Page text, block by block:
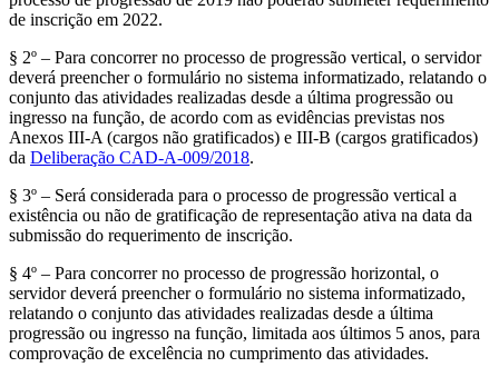
de inscrição em 2022.
§ 2º – Para concorrer no processo de progressão vertical, o servidor
deverá preencher o formulário no sistema informatizado, relatando o
conjunto das atividades realizadas desde a última progressão ou
ingresso na função, de acordo com as evidências previstas nos
Anexos III-A (cargos não gratificados) e III-B (cargos gratificados)
da Deliberação CAD-A-009/2018.
§ 3º – Será considerada para o processo de progressão vertical a
existência ou não de gratificação de representação ativa na data da
submissão do requerimento de inscrição.
§ 4º – Para concorrer no processo de progressão horizontal, o
servidor deverá preencher o formulário no sistema informatizado,
relatando o conjunto das atividades realizadas desde a última
progressão ou ingresso na função, limitada aos últimos 5 anos, para
comprovação de excelência no cumprimento das atividades.